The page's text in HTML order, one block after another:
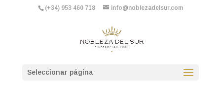
(+34) 953 460 718 info@noblezadelsur.com
Seleccionar página